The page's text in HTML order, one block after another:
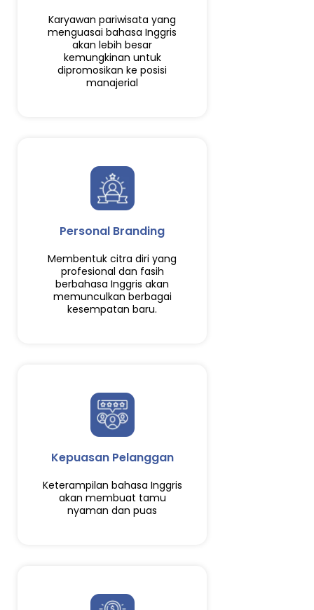
Karyawan pariwisata yang
menguasai bahasa Inggris
akan lebih besar
kemungkinan untuk
dipromosikan ke posisi
manajerial
Personal Branding
Membentuk citra diri yang
profesional dan fasih
berbahasa Inggris akan
memunculkan berbagai
kesempatan baru.
Kepuasan Pelanggan
Keterampilan bahasa Inggris
akan membuat tamu
nyaman dan puas